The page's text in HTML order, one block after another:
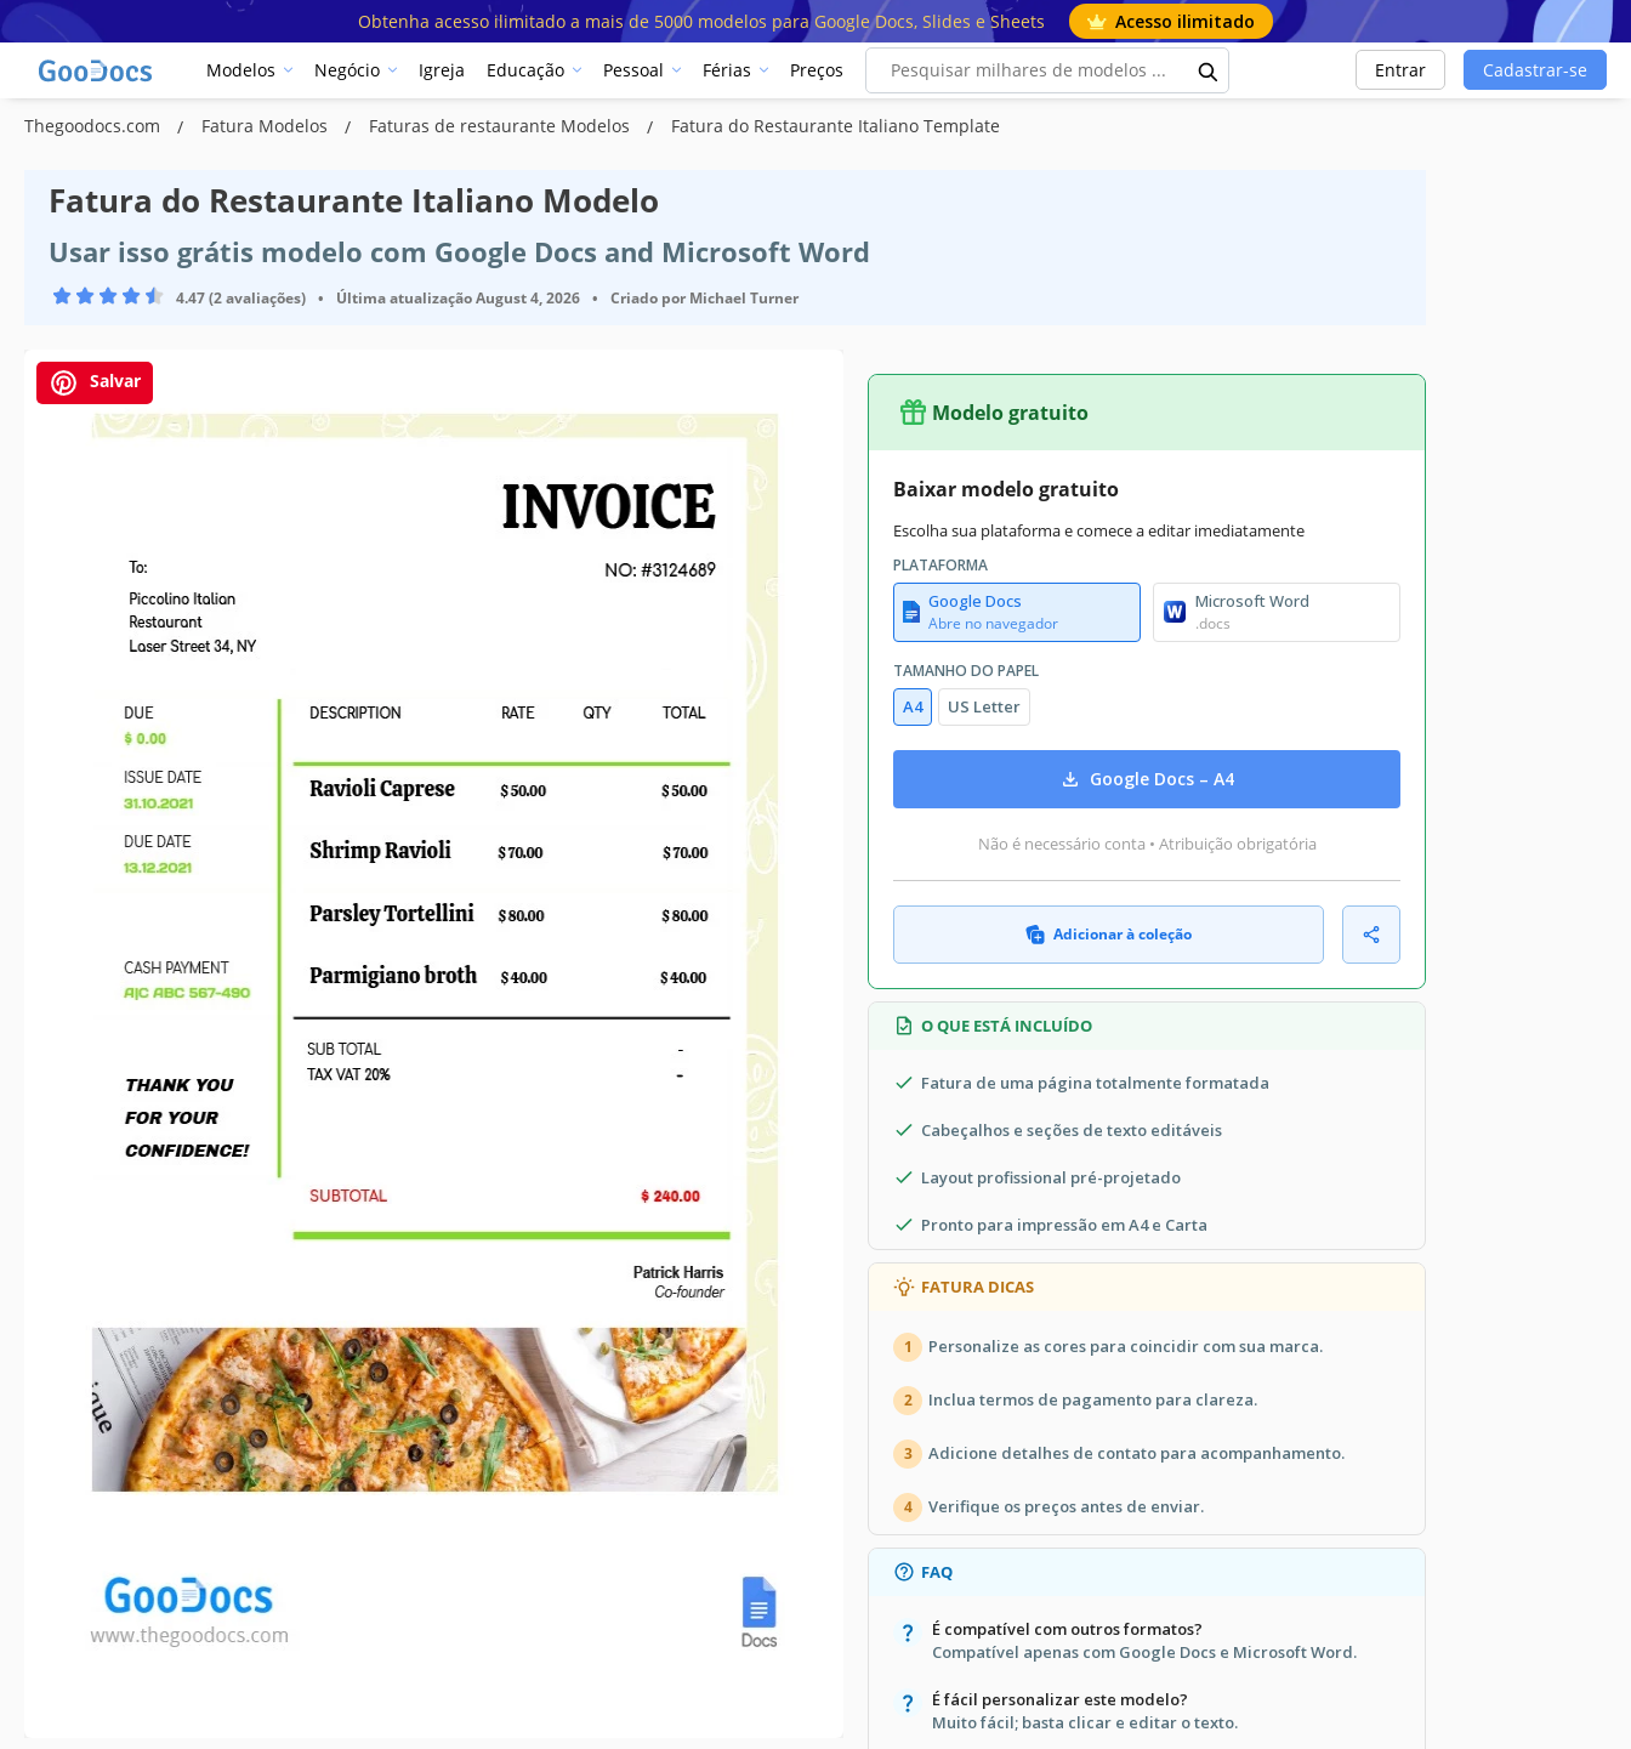
Obtenha acesso ilimitado a mais de 5000 modelos para Google Docs, Slides e Sheets Acesso ilimitado
Modelos Negócio Igreja Educação Pessoal Férias Preços Entrar Cadastrar-se
Thegoodocs.com Fatura Modelos Faturas de restaurante Modelos Fatura do Restaurante Italiano Template
Fatura do Restaurante Italiano Modelo
Usar isso grátis modelo com Google Docs and Microsoft Word
4.47 (2 avaliações) • Última atualizaçãoAugust 4, 2026 • Criado por Michael Turner
Salvar
Modelo gratuito
Baixar modelo gratuito
Escolha sua plataforma e comece a editar imediatamente
PLATAFORMA
Google Docs
Abre no navegador
Microsoft Word
.docs
TAMANHO DO PAPEL
A4 US Letter
Google Docs – A4
Não é necessário conta • Atribuição obrigatória
Adicionar à coleção
O QUE ESTÁ INCLUÍDO
Fatura de uma página totalmente formatada
Cabeçalhos e seções de texto editáveis
Layout profissional pré-projetado
Pronto para impressão em A4 e Carta
FATURA DICAS
1 Personalize as cores para coincidir com sua marca.
2 Inclua termos de pagamento para clareza.
3 Adicione detalhes de contato para acompanhamento.
4 Verifique os preços antes de enviar.
FAQ
É compatível com outros formatos?
Compatível apenas com Google Docs e Microsoft Word.
É fácil personalizar este modelo?
Muito fácil; basta clicar e editar o texto.